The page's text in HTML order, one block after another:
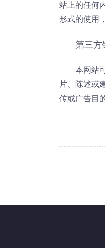
站上的任何
形式的使用
第三方
本网站
片、陈述或
传或广告目